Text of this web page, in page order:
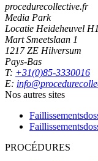
procedurecollective.fr
Media Park
Locatie Heideheuvel H1
Mart Smeetslaan 1
1217 ZE Hilversum
Pays-Bas
T: +31(0)85-3330016
E:
Nos autres sites
PROCÉDURES